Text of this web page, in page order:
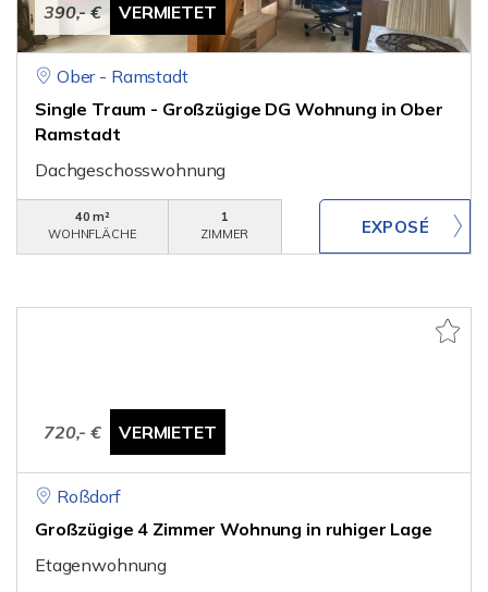
390,- € VERMIETET
Ober - Ramstadt
Single Traum - Großzügige DG Wohnung in Ober
Ramstadt
Dachgeschosswohnung
40 m²
WOHNFLÄCHE
1
ZIMMER
720,- € VERMIETET
Roßdorf
Großzügige 4 Zimmer Wohnung in ruhiger Lage
Etagenwohnung